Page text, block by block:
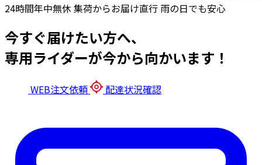
24時間年中無休 集荷からお届け直行 雨の日でも安心
今すぐ届けたい方へ、
専用ライダーが今から向かいます！
WEB注文依頼 配達状況確認